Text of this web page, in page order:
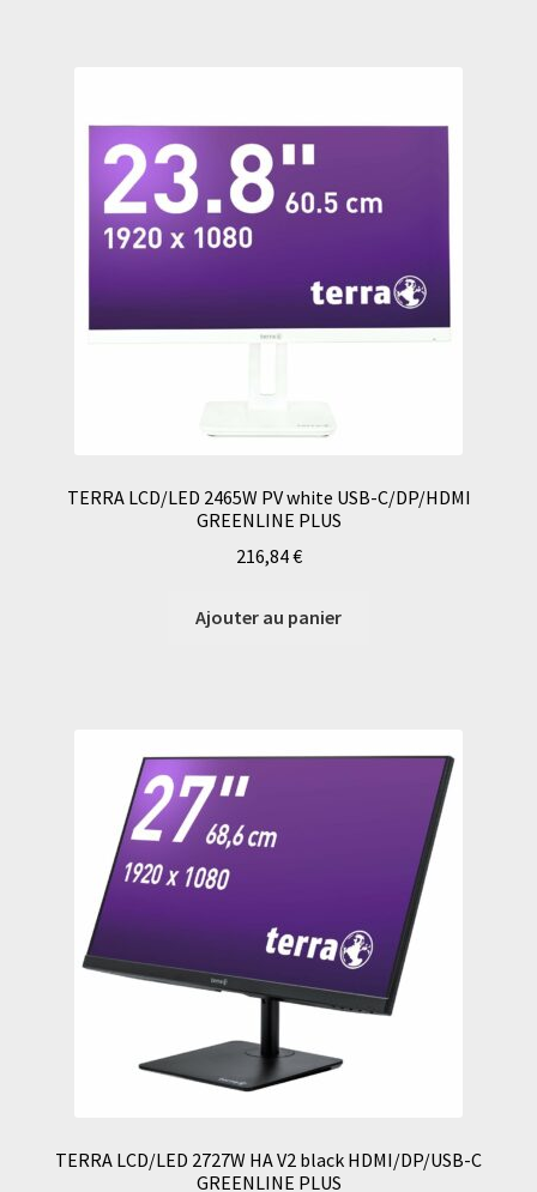
TERRA LCD/LED 2465W PV white USB-C/DP/HDMI
GREENLINE PLUS
216,84€
Ajouter au panier
TERRA LCD/LED 2727W HA V2 black HDMI/DP/USB-C
GREENLINE PLUS